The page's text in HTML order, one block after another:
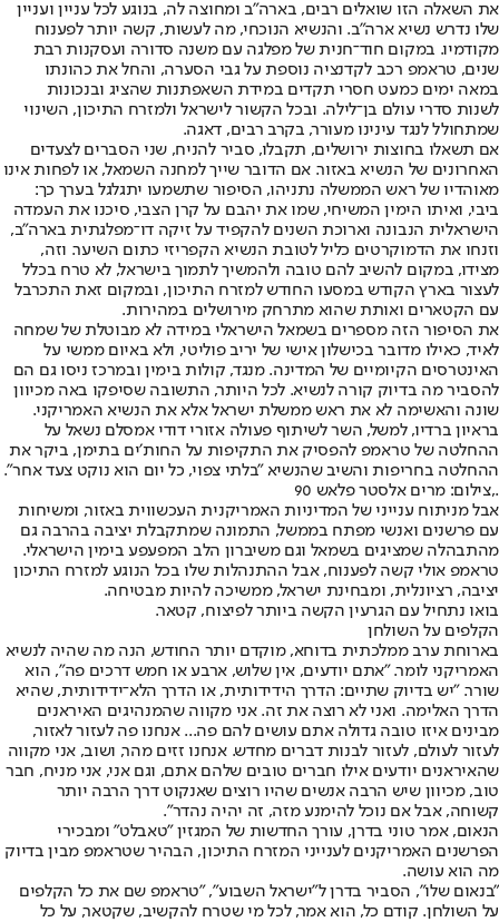
את השאלה הזו שואלים רבים, בארה"ב ומחוצה לה, בנוגע לכל עניין ועניין
שלו נדרש נשיא ארה"ב. והנשיא הנוכחי, מה לעשות, קשה יותר לפענוח
מקודמיו. במקום חוד־חנית של מפלגה עם משנה סדורה ועסקנות רבת
שנים, טראמפ רכב לקדנציה נוספת על גבי הסערה, והחל את כהונתו
במאה ימים כמעט חסרי תקדים במידת השאפתנות שהציג ובנכונות
לשנות סדרי עולם בן־לילה. ובכל הקשור לישראל ולמזרח התיכון, השינוי
שמתחולל לנגד עינינו מעורר, בקרב רבים, דאגה.
אם תשאלו בחוצות ירושלים, תקבלו, סביר להניח, שני הסברים לצעדים
האחרונים של הנשיא באזור. אם הדובר שייך למחנה השמאל, או לפחות אינו
מאוהדיו של ראש הממשלה נתניהו, הסיפור שתשמעו יתגלגל בערך כך:
ביבי, ואיתו הימין המשיחי, שמו את יהבם על קרן הצבי, סיכנו את העמדה
הישראלית הנבונה וארוכת השנים להקפיד על זיקה דו־מפלגתית בארה"ב,
וזנחו את הדמוקרטים כליל לטובת הנשיא הקפריזי כתום השיער. וזה,
מצידו, במקום להשיב להם טובה ולהמשיך לתמוך בישראל, לא טרח בכלל
לעצור בארץ הקודש במסעו החודש למזרח התיכון, ובמקום זאת התכרבל
עם הקטארים ואותת שהוא מתרחק מירושלים במהירות.
את הסיפור הזה מספרים בשמאל הישראלי במידה לא מבוטלת של שמחה
לאיד, כאילו מדובר בכישלון אישי של יריב פוליטי, ולא באיום ממשי על
האינטרסים הקיומיים של המדינה. מנגד, קולות בימין ובמרכז ניסו גם הם
להסביר מה בדיוק קורה לנשיא. לכל היותר, התשובה שסיפקו באה מכיוון
שונה והאשימה לא את ראש ממשלת ישראל אלא את הנשיא האמריקני.
בראיון ברדיו, למשל, השר לשיתוף פעולה אזורי דודי אמסלם נשאל על
ההחלטה של טראמפ להפסיק את התקיפות על החות׳ים בתימן, ביקר את
ההחלטה בחריפות והשיב שהנשיא ״בלתי צפוי, כל יום הוא נוקט צעד אחר״.
.,צילום: מרים אלסטר פלאש 90
אבל מניתוח ענייני של המדיניות האמריקנית העכשווית באזור, ומשיחות
עם פרשנים ואנשי מפתח בממשל, התמונה שמתקבלת יציבה בהרבה גם
מהתבהלה שמציגים בשמאל וגם משיברון הלב המפעפע בימין הישראלי.
טראמפ אולי קשה לפענוח, אבל ההתנהלות שלו בכל הנוגע למזרח התיכון
יציבה, רציונלית, ומבחינת ישראל, ממשיכה להיות מבטיחה.
בואו נתחיל עם הגרעין הקשה ביותר לפיצוח, קטאר.
הקלפים על השולחן
בארוחת ערב ממלכתית בדוחא, מוקדם יותר החודש, הנה מה שהיה לנשיא
האמריקני לומר. ״אתם יודעים, אין שלוש, ארבע או חמש דרכים פה״, הוא
שורר. ״יש בדיוק שתיים: הדרך הידידותית, או הדרך הלא־ידידותית, שהיא
הדרך האלימה. ואני לא רוצה את זה. אני מקווה שהמנהיגים האיראנים
מבינים איזו טובה גדולה אתם עושים להם פה... אנחנו פה לעזור לאזור,
לעזור לעולם, לעזור לבנות דברים מחדש. אנחנו זזים מהר, ושוב, אני מקווה
שהאיראנים יודעים אילו חברים טובים שלהם אתם, וגם אני, אני מניח, חבר
טוב, מכיוון שיש הרבה אנשים שהיו רוצים שאנקוט דרך הרבה יותר
קשוחה, אבל אם נוכל להימנע מזה, זה יהיה נהדר״.
הנאום, אמר טוני בדרן, עורך החדשות של המגזין ״טאבלט״ ומבכירי
הפרשנים האמריקנים לענייני המזרח התיכון, הבהיר שטראמפ מבין בדיוק
מה הוא עושה.
״בנאום שלו״, הסביר בדרן ל״ישראל השבוע״, ״טראמפ שם את כל הקלפים
על השולחן. קודם כל, הוא אמר, לכל מי שטרח להקשיב, שקטאר, על כל